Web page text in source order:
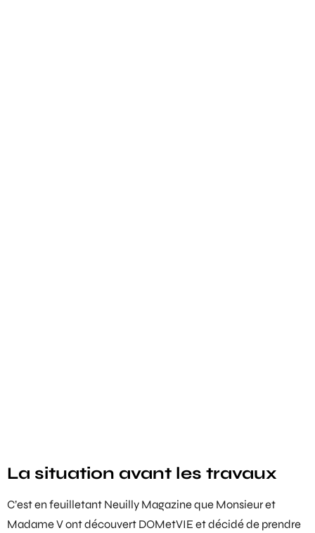
La situation avant les travaux
C’est en feuilletant Neuilly Magazine que Monsieur et
Madame V ont découvert DOMetVIE et décidé de prendre